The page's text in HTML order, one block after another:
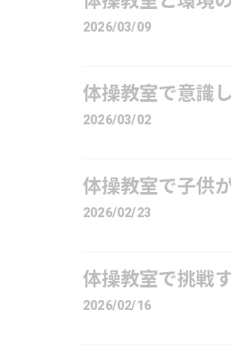
2026/03/09
体操教室で意識
2026/03/02
体操教室で子供
2026/02/23
体操教室で挑戦
2026/02/16